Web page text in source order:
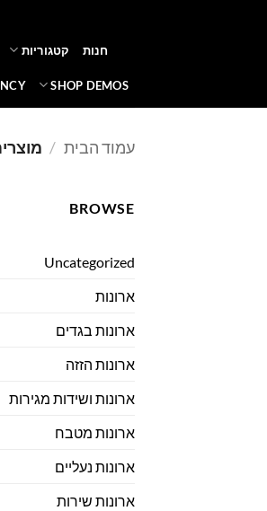
חנות קטגוריות
SHOP DEMOS
עמוד הבית /
BROWSE
Uncategorized
ארונות
ארונות בגדים
ארונות הזזה
ארונות ושידות מגירות
ארונות מטבח
ארונות נעליים
ארונות שירות